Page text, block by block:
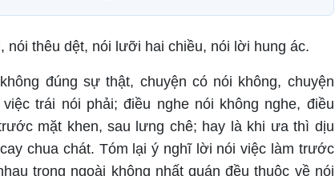
nói thêu dệt, nói lưỡi hai chiều, nói lời hung ác.
đúng sự thật, chuyện có nói không, chuyện
trái nói phải; điều nghe nói không nghe, điều
mặt khen, sau lưng chê; hay là khi ưa thì dịu
chua chát. Tóm lại ý nghĩ lời nói việc làm trước
trong ngoài không nhất quán đều thuộc về nói